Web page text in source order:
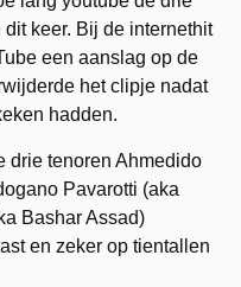
keer. Bij de internethit
een aanslag op de
het clipje nadat
hadden.
drie tenoren Ahmedido
Pavarotti (aka
Bashar Assad)
en zeker op tientallen